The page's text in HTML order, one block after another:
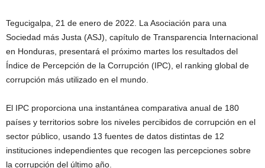
Tegucigalpa, 21 de enero de 2022. La Asociación para una
Sociedad más Justa (ASJ), capítulo de Transparencia Internacional
en Honduras, presentará el próximo martes los resultados del
Índice de Percepción de la Corrupción (IPC), el ranking global de
corrupción más utilizado en el mundo.
El IPC proporciona una instantánea comparativa anual de 180
países y territorios sobre los niveles percibidos de corrupción en el
sector público, usando 13 fuentes de datos distintas de 12
instituciones independientes que recogen las percepciones sobre
la corrupción del último año.